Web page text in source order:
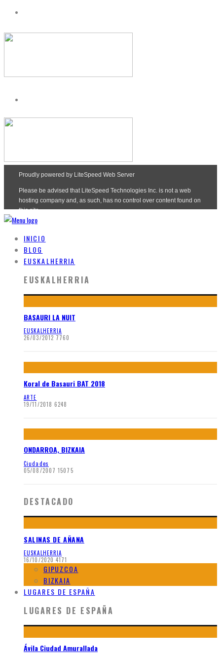
INICIO
BLOG
EUSKALHERRIA
EUSKALHERRIA
BASAURI LA NUIT
EUSKALHERRIA
26/03/2012 7760
Koral de Basauri BAT 2018
ARTE
19/11/2018 6248
ONDARROA, BIZKAIA
Ciudades
05/08/2007 15075
DESTACADO
SALINAS DE AÑANA
EUSKALHERRIA
16/10/2020 4171
GIPUZCOA
BIZKAIA
LUGARES DE ESPAÑA
LUGARES DE ESPAÑA
Ávila Ciudad Amurallada